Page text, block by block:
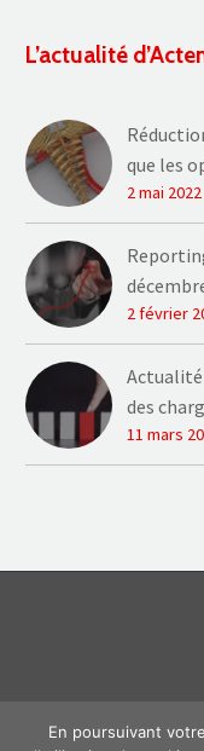
L’actualité
que les
2 mai 2022
2 février
des
11 mars
Contact
En poursuivant